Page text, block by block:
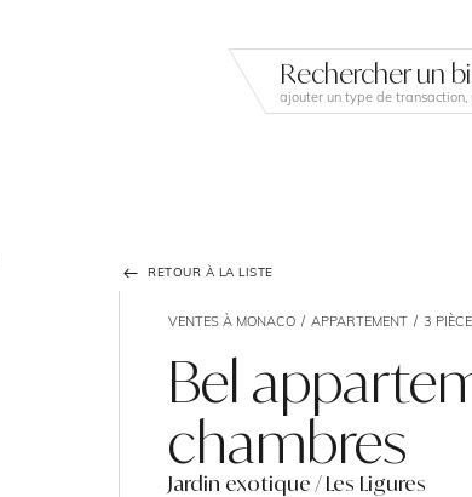
Rechercher un
RETOUR À LA LISTE
VENTES À MONACO APPARTEMENT 3
Bel
chambres
Jardin exotique / Les Ligures